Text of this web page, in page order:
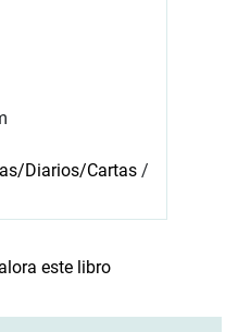
Diarios/Cartas /
este libro